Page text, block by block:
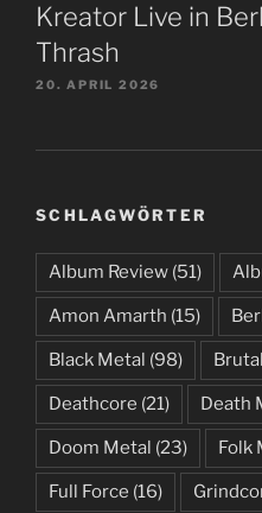
Kreator Live in
Thrash
20. APRIL 2026
SCHLAGWÖRTER
Album Review (51)
Amon Amarth (15)
Black Metal (98)
Deathcore (21) Death
Doom Metal (23) Folk
Full Force (16)